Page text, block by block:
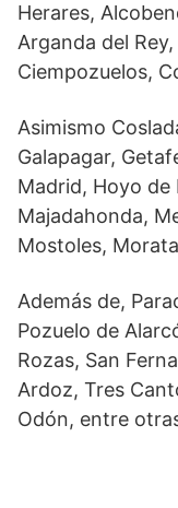
Herares,
Arganda del
Ciempozuelos,
Asimismo
Galapagar,
Madrid, Hoyo de
Majadahonda,
Mostoles,
Además de,
Pozuelo de
Rozas, San
Ardoz, Tres
Odón, entre